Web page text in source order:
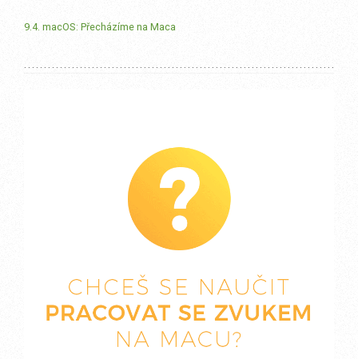
9.4. macOS: Přecházíme na Maca